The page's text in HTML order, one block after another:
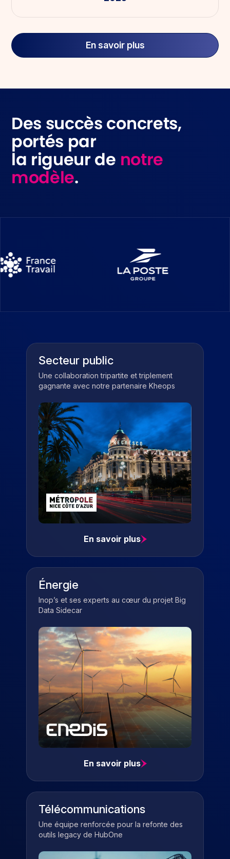
En savoir plus
Des succès concrets,
portés par
la rigueur de notre
modèle.
Secteur public
Une collaboration tripartite et triplement
gagnante avec notre partenaire Kheops
En savoir plus
Énergie
Inop’s et ses experts au cœur du projet Big
Data Sidecar
En savoir plus
Télécommunications
Une équipe renforcée pour la refonte des
outils legacy de HubOne